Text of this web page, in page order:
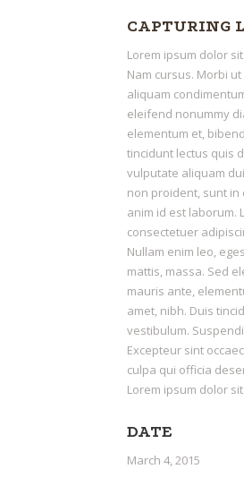
CAPTURING
Lorem ipsum dolor
Nam cursus. Morbi
aliquam
eleifend nonummy
elementum et,
tincidunt lectus quis
vulputate aliquam
non proident, sunt
anim id est laborum.
consectetuer
Nullam enim leo,
mattis, massa. Sed
mauris ante,
amet, nibh. Duis
vestibulum.
Excepteur sint
culpa qui officia
Lorem ipsum dolor
DATE
March 4, 2015